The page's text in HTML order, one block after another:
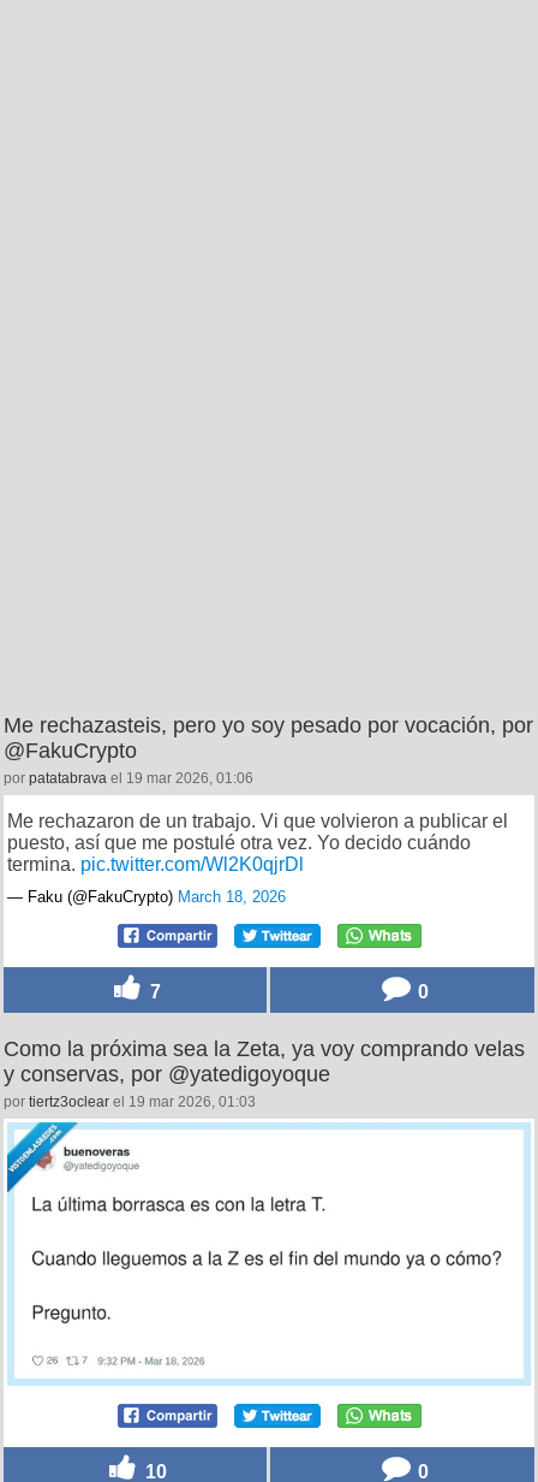
Me rechazasteis, pero yo soy pesado por vocación, por
@FakuCrypto
por patatabrava el 19 mar 2026, 01:06
Me rechazaron de un trabajo. Vi que volvieron a publicar el
puesto, así que me postulé otra vez. Yo decido cuándo
termina. pic.twitter.com/Wl2K0qjrDl
— Faku (@FakuCrypto) March 18, 2026
7 0
Como la próxima sea la Zeta, ya voy comprando velas
y conservas, por @yatedigoyoque
por tiertz3oclear el 19 mar 2026, 01:03
10 0